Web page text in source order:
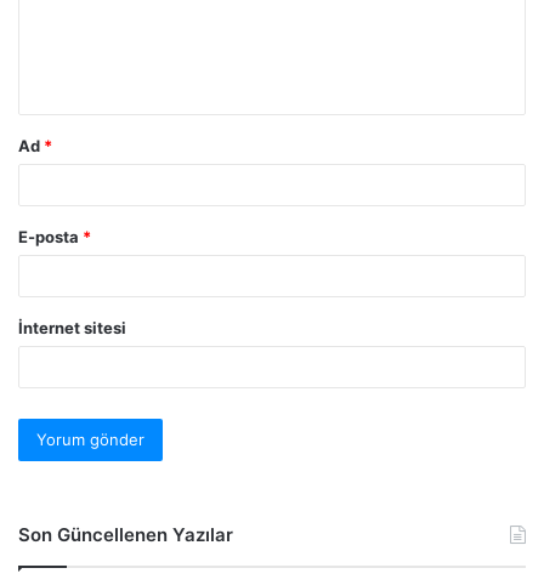
Ad *
E-posta *
İnternet sitesi
Son Güncellenen Yazılar